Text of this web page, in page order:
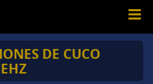
DE CUCO